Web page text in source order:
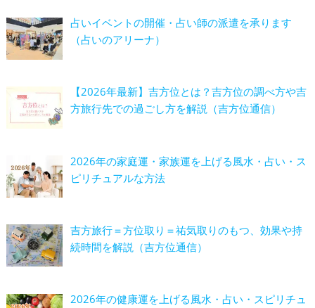
占いイベントの開催・占い師の派遣を承ります
（占いのアリーナ）
【2026年最新】吉方位とは？吉方位の調べ方や吉
方旅行先での過ごし方を解説（吉方位通信）
2026年の家庭運・家族運を上げる風水・占い・ス
ピリチュアルな方法
吉方旅行＝方位取り＝祐気取りのもつ、効果や持
続時間を解説（吉方位通信）
2026年の健康運を上げる風水・占い・スピリチュ